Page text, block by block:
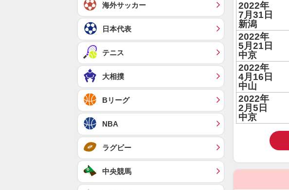
2022年
7月31日
新潟
2022年
5月21日
中京
2022年
4月16日
中山
2022年
2月5日
中京
海外サッカー
日本代表
テニス
大相撲
Bリーグ
NBA
ラグビー
中央競馬